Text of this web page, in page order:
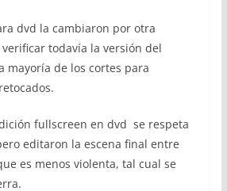
dvd la cambiaron por otra
todavía la versión del
mayoría de los cortes para
fullscreen en dvd se respeta
editaron la escena final entre
es menos violenta, tal cual se